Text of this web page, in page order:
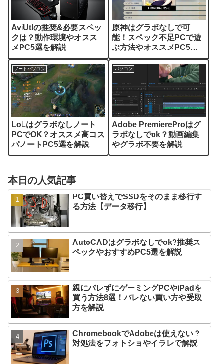
AviUtlの推奨&必要スペッ
クは？動作環境やオスス
メPC5選を解説
原神はグラボなしで可
能！スペック不足PCで遊
ぶ方法やオススメPC5選
を解説
ノートパソコン
LoLはグラボなしノート
PCでOK？オススメ高コス
パノートPC5選を解説
パソコン
Adobe PremiereProはグ
ラボなしでok？動画編集
やグラボ不要を解説
本日の人気記事
PC買い替えでSSDをそのまま移行す
る方法【データ移行】
AutoCADはグラボなしでok?推奨ス
ペックやおすすめPC5選を解説
親にバレずにゲーミングPCやiPadを
買う方法8選！バレない買い方や受取
方を解説
ChromebookでAdobeは使えない？
対処法をフォトショやイラレで解説